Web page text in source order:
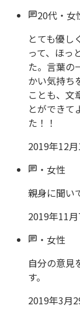
20代 ・ 女
とても優し
って、ほっ
た。言葉の
かい気持ち
ことも、文
とができて
た！！
2019年12
・ 女性
親身に聞い
2019年11
・ 女性
自分の意見
す。
2019年3月